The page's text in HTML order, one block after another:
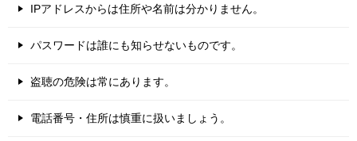
IPアドレスからは住所や名前は分かりません。
パスワードは誰にも知らせないものです。
盗聴の危険は常にあります。
電話番号・住所は慎重に扱いましょう。